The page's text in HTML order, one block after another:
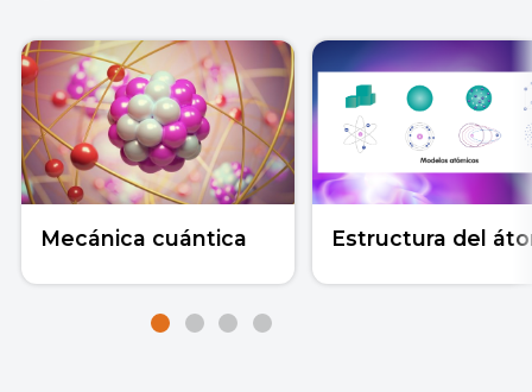
Mecánica cuántica Estructura del